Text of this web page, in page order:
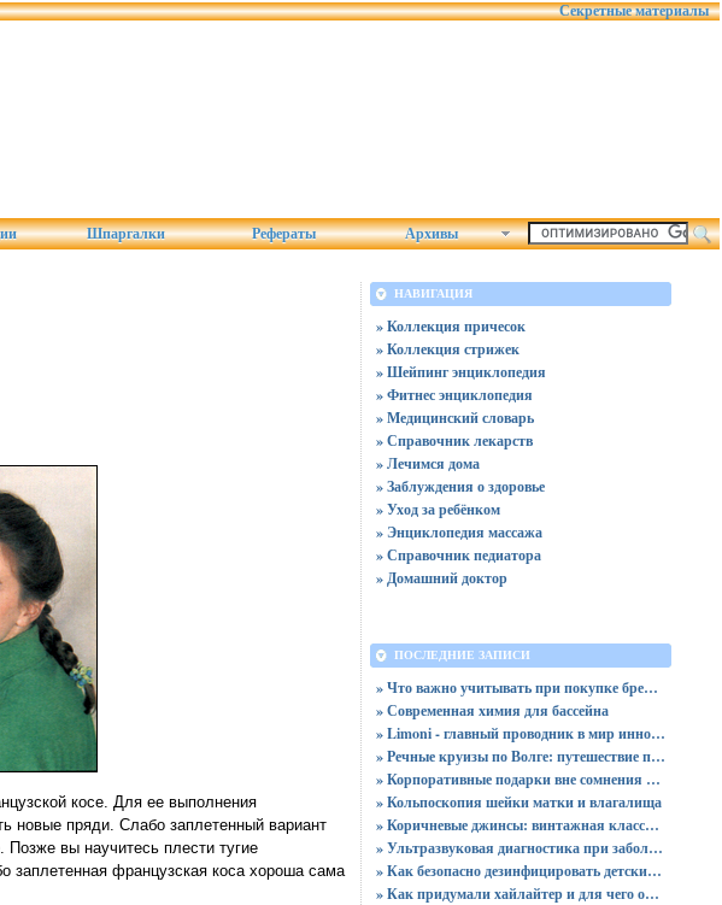
Секретные материалы
Шпаргалки Рефераты Архивы
косе. Для ее выполнения
новые пряди. Слабо заплетенный вариант
вы научитесь плести тугие
заплетенная французская коса хороша сама
НАВИГАЦИЯ
» Коллекция причесок
» Коллекция стрижек
» Шейпинг энциклопедия
» Фитнес энциклопедия
» Медицинский словарь
» Справочник лекарств
» Лечимся дома
» Заблуждения о здоровье
» Уход за ребёнком
» Энциклопедия массажа
» Справочник педиатора
» Домашний доктор
ПОСЛЕДНИЕ ЗАПИСИ
» Что важно учитывать при покупке брендовой одежды
» Современная химия для бассейна
» Limoni - главный проводник в мир инновационной корейской косметики
» Речные круизы по Волге: путешествие по главной реке России
» Корпоративные подарки вне сомнения и забот
» Кольпоскопия шейки матки и влагалища
» Коричневые джинсы: винтажная классика с безграничными возможностями
» Ультразвуковая диагностика при заболеваниях желудочно-кишечного тракта
» Как безопасно дезинфицировать детские игрушки?
» Как придумали хайлайтер и для чего он нужен